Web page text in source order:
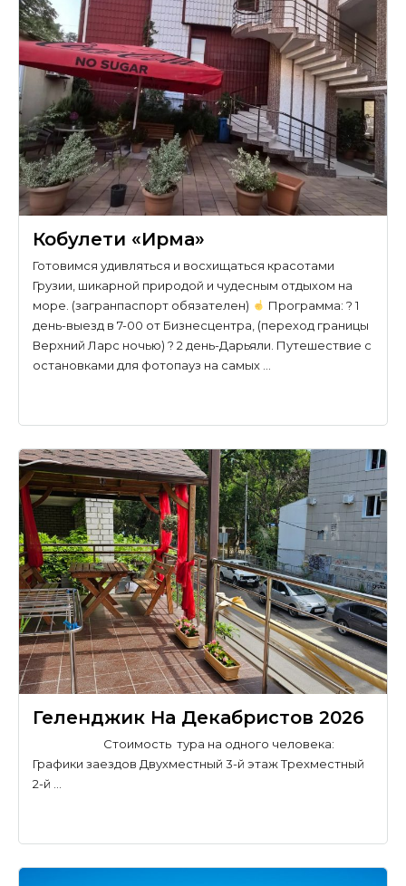
Кобулети «Ирма»
Готовимся удивляться и восхищаться красотами
Грузии, шикарной природой и чудесным отдыхом на
море. (загранпаспорт обязателен)
Программа: ? 1
день-выезд в 7-00 от Бизнесцентра, (переход границы
Верхний Ларс ночью) ? 2 день-Дарьяли. Путешествие с
остановками для фотопауз на самых …
Геленджик На Декабристов 2026
Стоимость тура на одного человека:
Графики заездов Двухместный 3-й этаж Трехместный
2-й …